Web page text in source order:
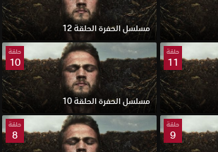
مسلسل الحفرة الحلقة 12
حلقة
11
حلقة
10
مسلسل الحفرة الحلقة 10
حلقة
9
حلقة
8